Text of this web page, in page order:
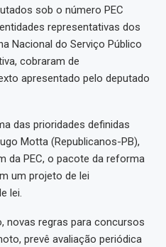
sob o número PEC
representativas dos
Nacional do Serviço Público
cobraram de
apresentado pelo deputado
das prioridades definidas
Motta (Republicanos-PB),
da PEC, o pacote da reforma
um projeto de lei
lei.
novas regras para concursos
prevê avaliação periódica